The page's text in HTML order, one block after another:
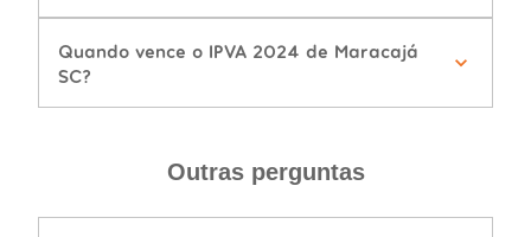
Quando vence o IPVA 2024 de Maracajá
SC?
Outras perguntas